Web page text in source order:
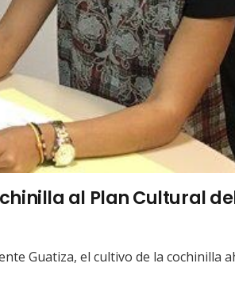
al Plan Cultural
Guatiza, el cultivo de la cochinilla